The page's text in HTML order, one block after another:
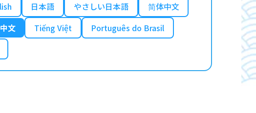
日本語 やさしい日本語
简体中文
文
Tiếng Việt
Português do Brasil